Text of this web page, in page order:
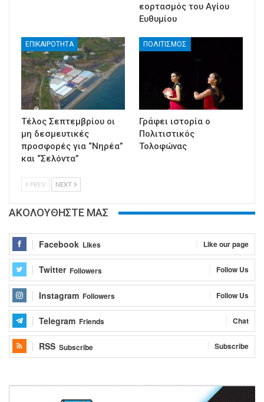
εορτασμός του Αγίου
Ευθυμίου
ΕΠΙΚΑΙΡΟΤΗΤΑ
Τέλος Σεπτεμβρίου οι
μη δεσμευτικές
προσφορές για “Νηρέα”
και “Σελόντα”
ΠΟΛΙΤΙΣΜΟΣ
Γράφει ιστορία ο
Πολιτιστικός
Τολοφώνας
PREV NEXT
ΑΚΟΛΟΥΘΗΣΤΕ ΜΑΣ
Facebook Likes Like our page
Twitter Followers Follow Us
Instagram Followers Follow Us
Telegram Friends Chat
RSS Subscribe Subscribe